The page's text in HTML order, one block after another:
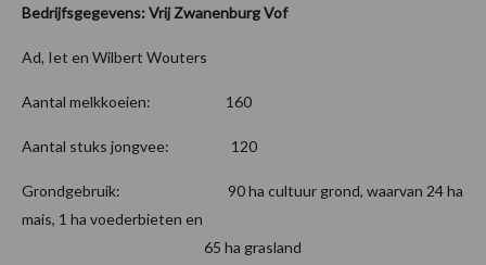
Bedrijfsgegevens: Vrij Zwanenburg Vof
Ad, Iet en Wilbert Wouters
Aantal melkkoeien: 160
Aantal stuks jongvee: 120
Grondgebruik: 90 ha cultuur grond, waarvan 24 ha
mais, 1 ha voederbieten en
65 ha grasland